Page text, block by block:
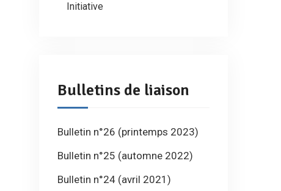
Initiative
Bulletins de liaison
Bulletin n°26 (printemps 2023)
Bulletin n°25 (automne 2022)
Bulletin n°24 (avril 2021)